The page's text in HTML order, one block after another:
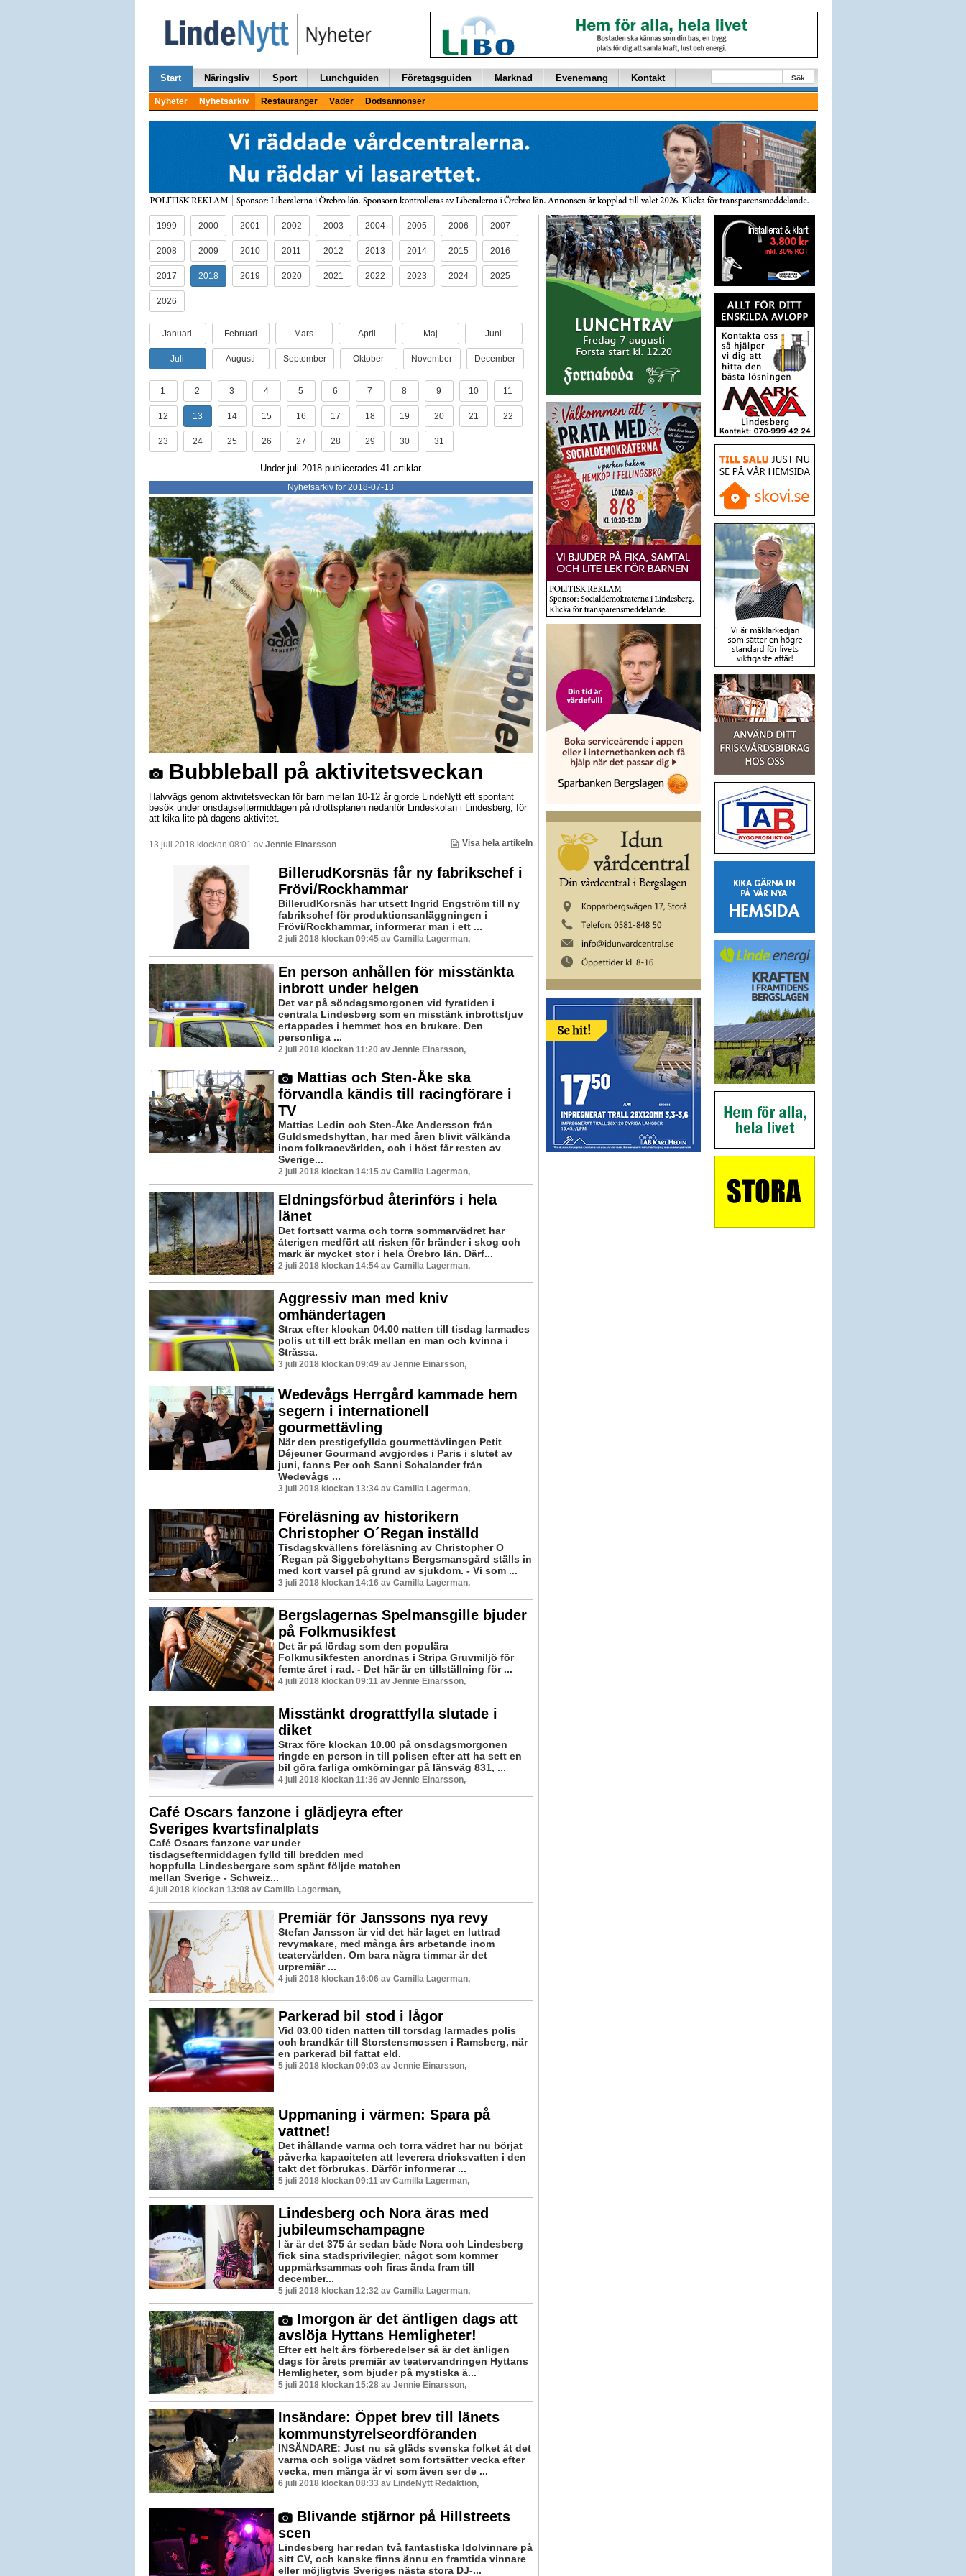
Start Näringsliv Sport Lunchguiden Företagsguiden Marknad Evenemang Kontakt Sök
Nyheter Nyhetsarkiv Restauranger Väder Dödsannonser
1999 2000 2001 2002 2003 2004 2005 2006 2007
2008 2009 2010 2011 2012 2013 2014 2015 2016
2017 2018 2019 2020 2021 2022 2023 2024 2025
2026
Januari Februari Mars April Maj Juni
Juli Augusti September Oktober November December
1 2 3 4 5 6 7 8 9 10 11
12 13 14 15 16 17 18 19 20 21 22
23 24 25 26 27 28 29 30 31
Under juli 2018 publicerades 41 artiklar
Nyhetsarkiv för 2018-07-13
Bubbleball på aktivitetsveckan
Halvvägs genom aktivitetsveckan för barn mellan 10-12 år gjorde LindeNytt ett spontant
besök under onsdagseftermiddagen på idrottsplanen nedanför Lindeskolan i Lindesberg, för
att kika lite på dagens aktivitet.
13 juli 2018 klockan 08:01 av Jennie Einarsson Visa hela artikeln
BillerudKorsnäs får ny fabrikschef i
Frövi/Rockhammar
BillerudKorsnäs har utsett Ingrid Engström till ny
fabrikschef för produktionsanläggningen i
Frövi/Rockhammar, informerar man i ett ...
2 juli 2018 klockan 09:45 av Camilla Lagerman,
En person anhållen för misstänkta
inbrott under helgen
Det var på söndagsmorgonen vid fyratiden i
centrala Lindesberg som en misstänk inbrottstjuv
ertappades i hemmet hos en brukare. Den
personliga ...
2 juli 2018 klockan 11:20 av Jennie Einarsson,
Mattias och Sten-Åke ska
förvandla kändis till racingförare i
TV
Mattias Ledin och Sten-Åke Andersson från
Guldsmedshyttan, har med åren blivit välkända
inom folkracevärlden, och i höst får resten av
Sverige...
2 juli 2018 klockan 14:15 av Camilla Lagerman,
Eldningsförbud återinförs i hela
länet
Det fortsatt varma och torra sommarvädret har
återigen medfört att risken för bränder i skog och
mark är mycket stor i hela Örebro län. Därf...
2 juli 2018 klockan 14:54 av Camilla Lagerman,
Aggressiv man med kniv
omhändertagen
Strax efter klockan 04.00 natten till tisdag larmades
polis ut till ett bråk mellan en man och kvinna i
Stråssa.
3 juli 2018 klockan 09:49 av Jennie Einarsson,
Wedevågs Herrgård kammade hem
segern i internationell
gourmettävling
När den prestigefyllda gourmettävlingen Petit
Déjeuner Gourmand avgjordes i Paris i slutet av
juni, fanns Per och Sanni Schalander från
Wedevågs ...
3 juli 2018 klockan 13:34 av Camilla Lagerman,
Föreläsning av historikern
Christopher O´Regan inställd
Tisdagskvällens föreläsning av Christopher O
´Regan på Siggebohyttans Bergsmansgård ställs in
med kort varsel på grund av sjukdom. - Vi som ...
3 juli 2018 klockan 14:16 av Camilla Lagerman,
Bergslagernas Spelmansgille bjuder
på Folkmusikfest
Det är på lördag som den populära
Folkmusikfesten anordnas i Stripa Gruvmiljö för
femte året i rad. - Det här är en tillställning för ...
4 juli 2018 klockan 09:11 av Jennie Einarsson,
Misstänkt drograttfylla slutade i
diket
Strax före klockan 10.00 på onsdagsmorgonen
ringde en person in till polisen efter att ha sett en
bil göra farliga omkörningar på länsväg 831, ...
4 juli 2018 klockan 11:36 av Jennie Einarsson,
Café Oscars fanzone i glädjeyra efter
Sveriges kvartsfinalplats
Café Oscars fanzone var under
tisdagseftermiddagen fylld till bredden med
hoppfulla Lindesbergare som spänt följde matchen
mellan Sverige - Schweiz...
4 juli 2018 klockan 13:08 av Camilla Lagerman,
Premiär för Janssons nya revy
Stefan Jansson är vid det här laget en luttrad
revymakare, med många års arbetande inom
teatervärlden. Om bara några timmar är det
urpremiär ...
4 juli 2018 klockan 16:06 av Camilla Lagerman,
Parkerad bil stod i lågor
Vid 03.00 tiden natten till torsdag larmades polis
och brandkår till Storstensmossen i Ramsberg, när
en parkerad bil fattat eld.
5 juli 2018 klockan 09:03 av Jennie Einarsson,
Uppmaning i värmen: Spara på
vattnet!
Det ihållande varma och torra vädret har nu börjat
påverka kapaciteten att leverera dricksvatten i den
takt det förbrukas. Därför informerar ...
5 juli 2018 klockan 09:11 av Camilla Lagerman,
Lindesberg och Nora äras med
jubileumschampagne
I år är det 375 år sedan både Nora och Lindesberg
fick sina stadsprivilegier, något som kommer
uppmärksammas och firas ända fram till
december...
5 juli 2018 klockan 12:32 av Camilla Lagerman,
Imorgon är det äntligen dags att
avslöja Hyttans Hemligheter!
Efter ett helt års förberedelser så är det änligen
dags för årets premiär av teatervandringen Hyttans
Hemligheter, som bjuder på mystiska ä...
5 juli 2018 klockan 15:28 av Jennie Einarsson,
Insändare: Öppet brev till länets
kommunstyrelseordföranden
INSÄNDARE: Just nu så gläds svenska folket åt det
varma och soliga vädret som fortsätter vecka efter
vecka, men många är vi som även ser de ...
6 juli 2018 klockan 08:33 av LindeNytt Redaktion,
Blivande stjärnor på Hillstreets
scen
Lindesberg har redan två fantastiska Idolvinnare på
sitt CV, och kanske finns ännu en framtida vinnare
eller möjligtvis Sveriges nästa stora DJ-...